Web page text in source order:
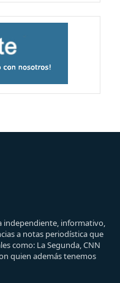
independiente, informativo,
a notas periodística que
como: La Segunda, CNN
quien además tenemos